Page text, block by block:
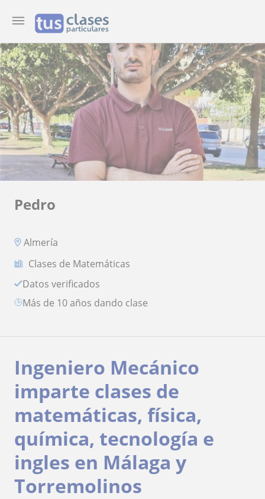
Pedro
Almería
Clases de Matemáticas
Datos verificados
más de 10 años dando clase
Ingeniero Mecánico
imparte clases de
matemáticas, física,
química, tecnología e
ingles en Málaga y
Torremolinos